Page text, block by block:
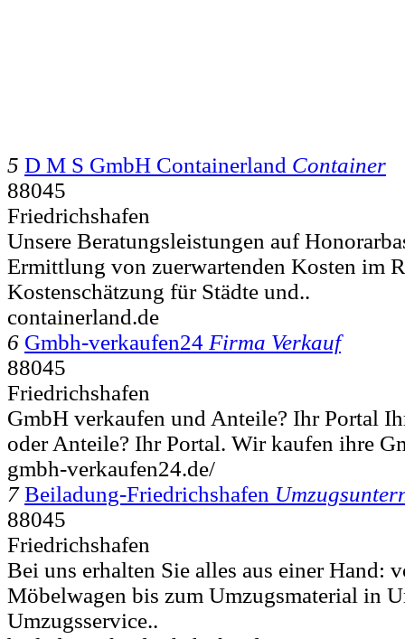
5 D M S GmbH Containerland Container
88045
Friedrichshafen
Unsere Beratungsleistungen auf
Ermittlung von zuerwartenden Kosten im
Kostenschätzung für Städte und..
containerland.de
6 Gmbh-verkaufen24 Firma Verkauf
88045
Friedrichshafen
GmbH verkaufen und Anteile? Ihr Portal
oder Anteile? Ihr Portal. Wir kaufen ihre
gmbh-verkaufen24.de/
7 Beiladung-Friedrichshafen
88045
Friedrichshafen
Bei uns erhalten Sie alles aus einer Hand:
Möbelwagen bis zum Umzugsmaterial in
Umzugsservice..